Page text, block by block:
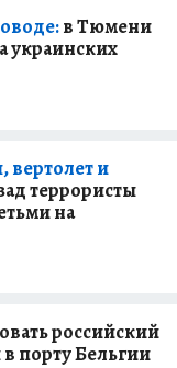
в Тюмени
украинских
и
террористы
на
российский
порту Бельгии